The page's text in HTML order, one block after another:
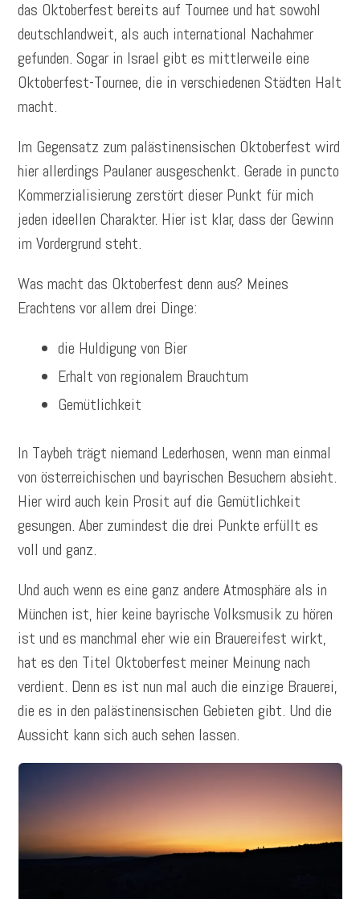
das Oktoberfest bereits auf Tournee und hat sowohl
deutschlandweit, als auch international Nachahmer
gefunden. Sogar in Israel gibt es mittlerweile eine
Oktoberfest-Tournee, die in verschiedenen Städten Halt
macht.
Im Gegensatz zum palästinensischen Oktoberfest wird
hier allerdings Paulaner ausgeschenkt. Gerade in puncto
Kommerzialisierung zerstört dieser Punkt für mich
jeden ideellen Charakter. Hier ist klar, dass der Gewinn
im Vordergrund steht.
Was macht das Oktoberfest denn aus? Meines
Erachtens vor allem drei Dinge:
die Huldigung von Bier
Erhalt von regionalem Brauchtum
Gemütlichkeit
In Taybeh trägt niemand Lederhosen, wenn man einmal
von österreichischen und bayrischen Besuchern absieht.
Hier wird auch kein Prosit auf die Gemütlichkeit
gesungen. Aber zumindest die drei Punkte erfüllt es
voll und ganz.
Und auch wenn es eine ganz andere Atmosphäre als in
München ist, hier keine bayrische Volksmusik zu hören
ist und es manchmal eher wie ein Brauereifest wirkt,
hat es den Titel Oktoberfest meiner Meinung nach
verdient. Denn es ist nun mal auch die einzige Brauerei,
die es in den palästinensischen Gebieten gibt. Und die
Aussicht kann sich auch sehen lassen.